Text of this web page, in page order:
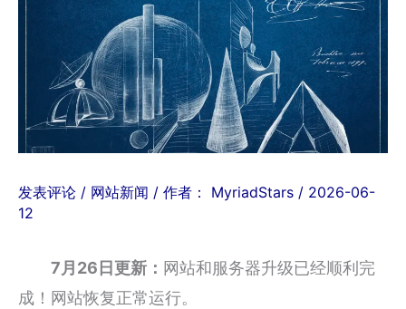
发表评论 / 网站新闻 / 作者： MyriadStars / 2026-06-
12
7月26日更新： 网站和服务器升级已经顺利完
成！网站恢复正常运行。